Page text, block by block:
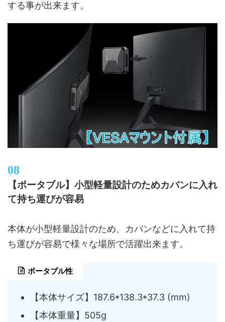
する事が出来ます。
【ポータブル】小型軽量設計のためカバンに入れ
て持ち運びが容易
本体が小型軽量設計のため、カバンなどに入れて持
ち運びが容易で様々な場所で活躍出来ます。
ポータブル性
【本体サイズ】187.6*138.3*37.3 (mm)
【本体重量】505g